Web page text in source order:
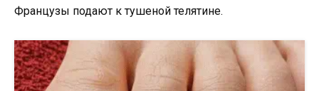
Французы подают к тушеной телятине.